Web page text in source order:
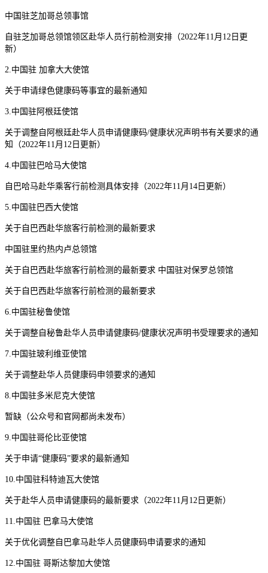
中国驻芝加哥总领事馆
自驻芝加哥总领馆领区赴华人员行前检测安排（2022年11月12日更
新）
2.中国驻 加拿大大使馆
关于申请绿色健康码等事宜的最新通知
3.中国驻阿根廷使馆
关于调整自阿根廷赴华人员申请健康码/健康状况声明书有关要求的通
知（2022年11月12日更新）
4.中国驻巴哈马大使馆
自巴哈马赴华乘客行前检测具体安排（2022年11月14日更新）
5.中国驻巴西大使馆
关于自巴西赴华旅客行前检测的最新要求
中国驻里约热内卢总领馆
关于自巴西赴华旅客行前检测的最新要求 中国驻对保罗总领馆
关于自巴西赴华旅客行前检测的最新要求
6.中国驻秘鲁使馆
关于调整自秘鲁赴华人员申请健康码/健康状况声明书受理要求的通知
7.中国驻玻利维亚使馆
关于调整赴华人员健康码申领要求的通知
8.中国驻多米尼克大使馆
暂缺（公众号和官网都尚未发布）
9.中国驻哥伦比亚使馆
关于申请“健康码”要求的最新通知
10.中国驻科特迪瓦大使馆
关于赴华人员申请健康码的最新要求（2022年11月12日更新）
11.中国驻 巴拿马大使馆
关于优化调整自巴拿马赴华人员健康码申请要求的通知
12.中国驻 哥斯达黎加大使馆